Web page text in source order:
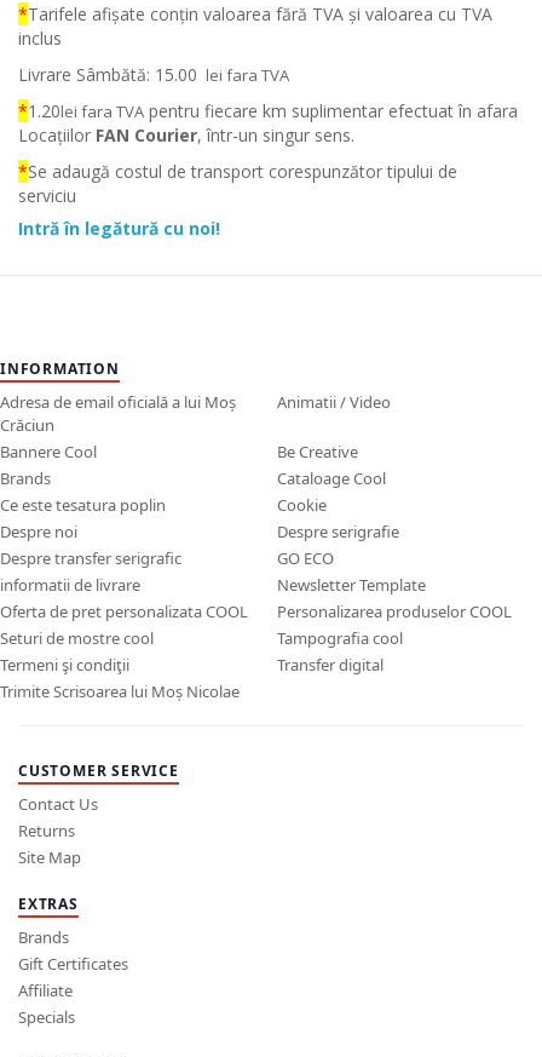
*Tarifele afișate conțin valoarea fără TVA și valoarea cu TVA
inclus
Livrare Sâmbătă: 15.00 lei fara TVA
*1.20lei fara TVA pentru fiecare km suplimentar efectuat în afara
Locațiilor FAN Courier, într-un singur sens.
*Se adaugă costul de transport corespunzător tipului de
serviciu
Intră în legătură cu noi!
INFORMATION
Adresa de email oficială a lui Moș
Crăciun
Animatii / Video
Bannere Cool
Be Creative
Brands
Cataloage Cool
Ce este tesatura poplin
Cookie
Despre noi
Despre serigrafie
Despre transfer serigrafic
GO ECO
informatii de livrare
Newsletter Template
Oferta de pret personalizata COOL
Personalizarea produselor COOL
Seturi de mostre cool
Tampografia cool
Termeni şi condiţii
Transfer digital
Trimite Scrisoarea lui Moș Nicolae
CUSTOMER SERVICE
Contact Us
Returns
Site Map
EXTRAS
Brands
Gift Certificates
Affiliate
Specials